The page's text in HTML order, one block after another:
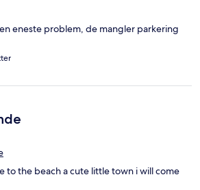
eneste problem, de mangler parkering
to the beach a cute little town i will come